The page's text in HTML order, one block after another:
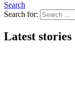
Search
Search for:
Latest stories